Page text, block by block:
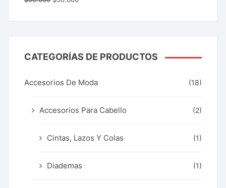
con 5.00
CATEGORÍAS DE PRODUCTOS
Accesorios De Moda (18)
Accesorios Para Cabello (2)
Cintas, Lazos Y Colas (1)
Diademas (1)